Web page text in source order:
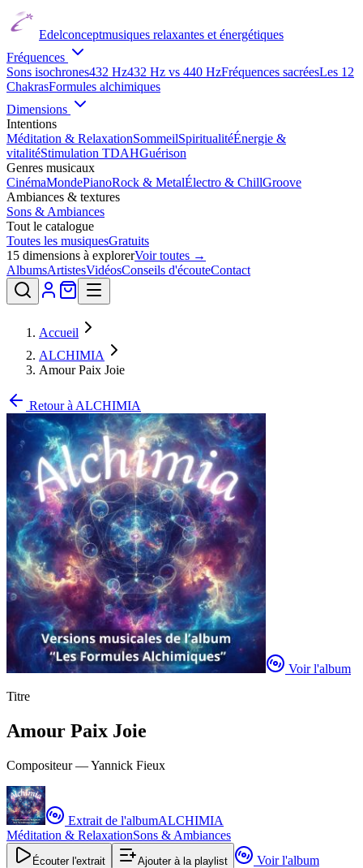
Edelconceptmusiques relaxantes et énergétiques
Fréquences
Sons isochrones432 Hz432 Hz vs 440 HzFréquences sacréesLes 12
ChakrasFormules alchimiques
Dimensions
Intentions
Méditation & RelaxationSommeilSpiritualitéÉnergie &
vitalitéStimulation TDAHGuérison
Genres musicaux
CinémaMondePianoRock & MetalÉlectro & ChillGroove
Ambiances & textures
Sons & Ambiances
Tout le catalogue
Toutes les musiquesGratuits
15 dimensions à explorerVoir toutes →
AlbumsArtistesVidéosConseils d'écouteContact
Accueil
ALCHIMIA
Amour Paix Joie
Retour à ALCHIMIA
Voir l'album
Titre
Amour Paix Joie
Compositeur —Yannick Fieux
Extrait de l'albumALCHIMIA
Méditation & RelaxationSons & Ambiances
Écouter l'extrait Ajouter à la playlist Voir l'album